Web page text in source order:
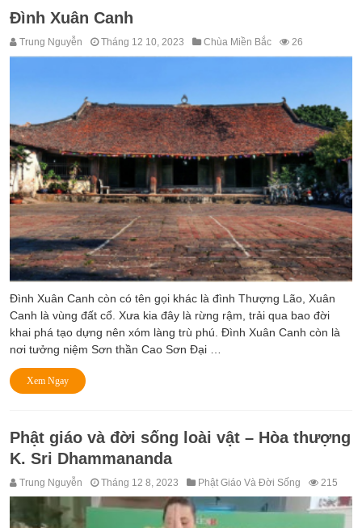
Đình Xuân Canh
Trung Nguyễn Tháng 12 10, 2023 Chùa Miền Bắc 26
Đình Xuân Canh còn có tên gọi khác là đình Thượng Lão, Xuân
Canh là vùng đất cổ. Xưa kia đây là rừng rậm, trải qua bao đời
khai phá tạo dựng nên xóm làng trù phú. Đình Xuân Canh còn là
nơi tưởng niệm Sơn thần Cao Sơn Đại …
Xem Ngay
Phật giáo và đời sống loài vật – Hòa thượng
K. Sri Dhammananda
Trung Nguyễn Tháng 12 8, 2023 Phật Giáo Và Đời Sống 215